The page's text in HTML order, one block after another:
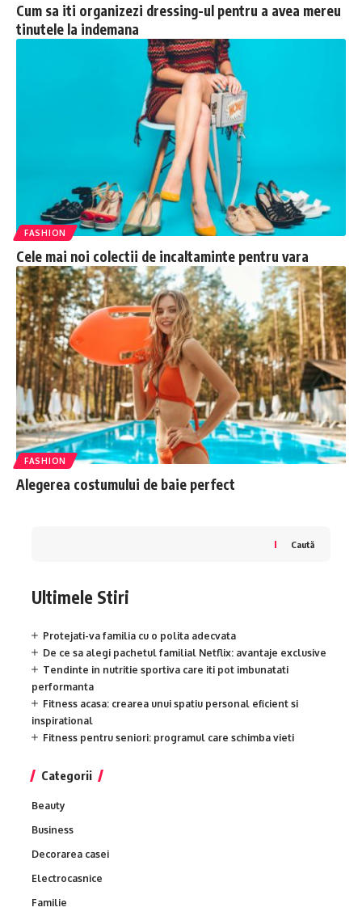
Cum sa iti organizezi dressing-ul pentru a avea mereu
tinutele la indemana
FASHION
Cele mai noi colectii de incaltaminte pentru vara
FASHION
Alegerea costumului de baie perfect
Caută
Ultimele Stiri
Protejati-va familia cu o polita adecvata
De ce sa alegi pachetul familial Netflix: avantaje exclusive
Tendinte in nutritie sportiva care iti pot imbunatati
performanta
Fitness acasa: crearea unui spatiu personal eficient si
inspirational
Fitness pentru seniori: programul care schimba vieti
Categorii
Beauty
Business
Decorarea casei
Electrocasnice
Familie